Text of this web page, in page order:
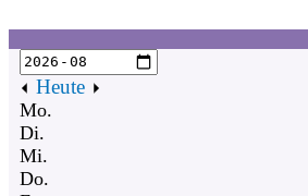
Heute
Mo.
Di.
Mi.
Do.